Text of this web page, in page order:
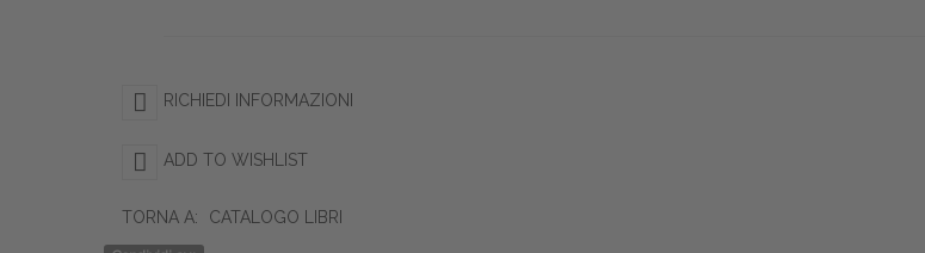
RICHIEDI INFORMAZIONI
ADD TO WISHLIST
TORNA A: CATALOGO LIBRI